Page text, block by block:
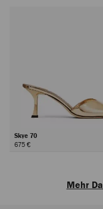
Skye 70
675 €
Mehr